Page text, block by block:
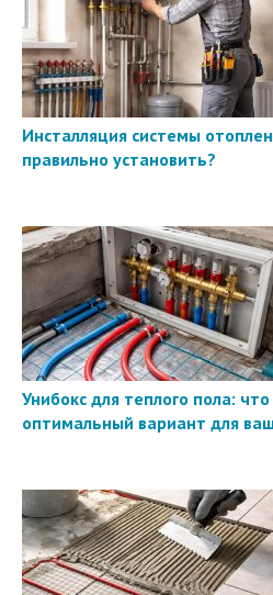
Инсталляция системы
правильно установить?
Унибокс для теплого пола:
оптимальный вариант для